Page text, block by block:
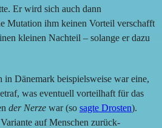
Er wird sich auch dann
Mutation ihm keinen Vorteil verschafft
kleinen Nachteil – solange er dazu
Dänemark beispielsweise war eine,
was eventuell vorteilhaft für das
der Nerze war (so sagte Drosten).
auf Menschen zurück-